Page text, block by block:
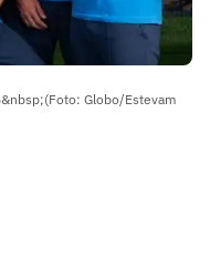
Globo/Estevam